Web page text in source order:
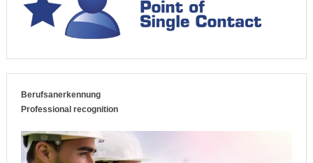
Berufsanerkennung
Professional recognition